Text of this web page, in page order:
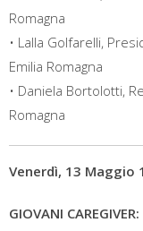
Romagna
• Lalla Golfarelli,
Emilia Romagna
• Daniela Bortolotti,
Romagna
Venerdì, 13 Maggio
GIOVANI